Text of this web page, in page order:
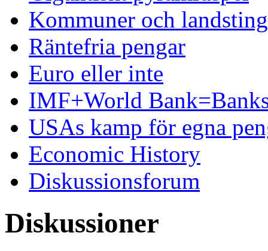
Kommuner och
Räntefria pengar
Euro eller inte
IMF+World
USAs kamp för egna
Economic History
Diskussionsforum
Diskussioner